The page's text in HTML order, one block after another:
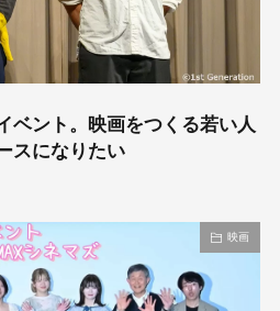
ベント。映画をつくる若い人
スになりたい
映画